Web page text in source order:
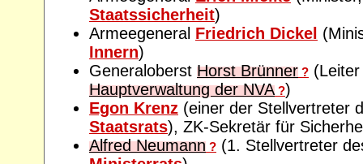
Staatssicherheit)
Armeegeneral Friedrich Dickel
Innern)
Generaloberst Horst Brünner ?
Hauptverwaltung der NVA ?)
Egon Krenz (einer der Stellvertreter
Staatsrats), ZK-Sekretär für
Alfred Neumann ? (1. Stellvertreter